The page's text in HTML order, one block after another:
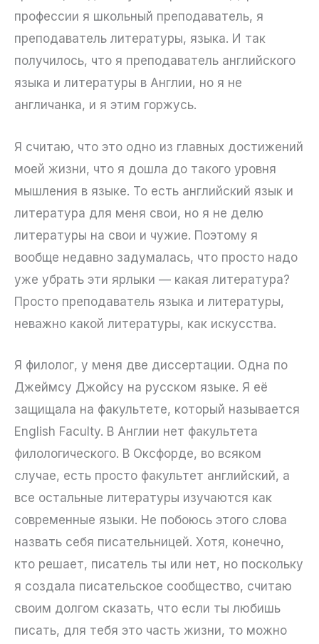
профессии я школьный преподаватель, я
преподаватель литературы, языка. И так
получилось, что я преподаватель английского
языка и литературы в Англии, но я не
англичанка, и я этим горжусь.
Я считаю, что это одно из главных достижений
моей жизни, что я дошла до такого уровня
мышления в языке. То есть английский язык и
литература для меня свои, но я не делю
литературы на свои и чужие. Поэтому я
вообще недавно задумалась, что просто надо
уже убрать эти ярлыки — какая литература?
Просто преподаватель языка и литературы,
неважно какой литературы, как искусства.
Я филолог, у меня две диссертации. Одна по
Джеймсу Джойсу на русском языке. Я её
защищала на факультете, который называется
English Faculty. В Англии нет факультета
филологического. В Оксфорде, во всяком
случае, есть просто факультет английский, а
все остальные литературы изучаются как
современные языки. Не побоюсь этого слова
назвать себя писательницей. Хотя, конечно,
кто решает, писатель ты или нет, но поскольку
я создала писательское сообщество, считаю
своим долгом сказать, что если ты любишь
писать, для тебя это часть жизни, то можно